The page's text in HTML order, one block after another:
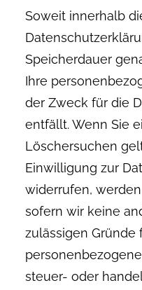
Soweit innerhalb
Speicherdauer
Ihre
der Zweck für die
entfällt. Wenn Sie
Löschersuchen
Einwilligung zur
widerrufen,
sofern wir keine
zulässigen Gründe
steuer- oder